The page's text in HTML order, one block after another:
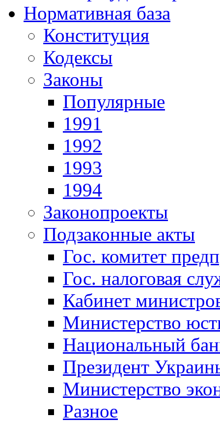
Нормативная база
Конституция
Кодексы
Законы
Популярные
1991
1992
1993
1994
Законопроекты
Подзаконные акты
Гос. комитет
Гос. налоговая
Кабинет
Министерство
Национальный
Президент
Министерство
Разное